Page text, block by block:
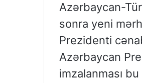
Azərbaycan-
sonra yeni
Prezidenti
Azərbaycan
imzalanması